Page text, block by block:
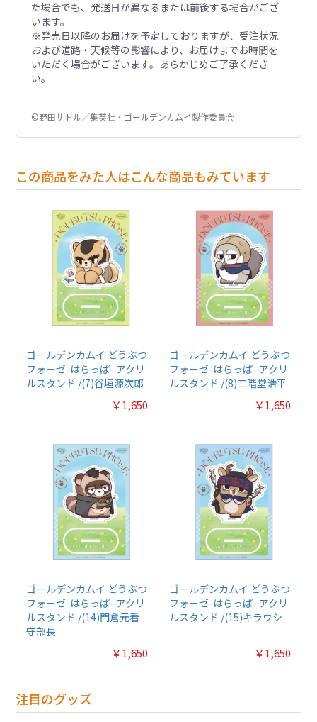
た場合でも、発送日が異なるまたは前後する場合がござ
います。
※発売日以降のお届けを予定しておりますが、受注状況
および道路・天候等の影響により、お届けまでお時間を
いただく場合がございます。あらかじめご了承くださ
い。
©野田サトル／集英社・ゴールデンカムイ製作委員会
この商品をみた人はこんな商品もみています
ゴールデンカムイ どうぶつ
フォーゼ-はらっぱ- アクリ
ルスタンド /(7)谷垣源次郎
￥1,650
ゴールデンカムイ どうぶつ
フォーゼ-はらっぱ- アクリ
ルスタンド /(8)二階堂浩平
￥1,650
ゴールデンカムイ どうぶつ
フォーゼ-はらっぱ- アクリ
ルスタンド /(14)門倉元看
守部長
￥1,650
ゴールデンカムイ どうぶつ
フォーゼ-はらっぱ- アクリ
ルスタンド /(15)キラウシ
￥1,650
注目のグッズ